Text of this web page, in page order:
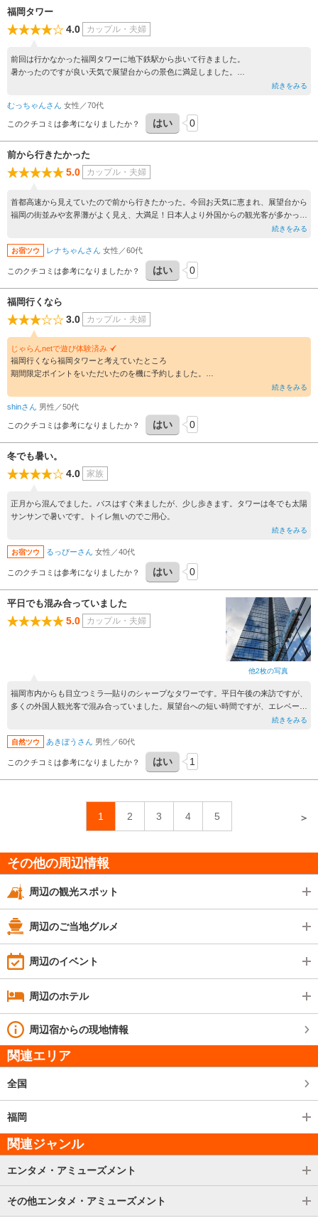
福岡タワー
4.0 カップル・夫婦
前回は行かなかった福岡タワーに地下鉄駅から歩いて行きました。
暑かったのですが良い天気で展望台からの景色に満足しました。
続きをみる
むっちゃんさん 女性／70代
このクチコミは参考になりましたか？ はい 0
前から行きたかった
5.0 カップル・夫婦
首都高速から見えていたので前から行きたかった。今回お天気に恵まれ、展望台から
福岡の街並みや玄界灘がよく見え、大満足！日本人より外国からの観光客が多かった
がマナーは良かった。エレベーターで展望台までの間、日本語と英語の簡単な説明も
続きをみる
お宿ツウ レナちゃんさん 女性／60代
このクチコミは参考になりましたか？ はい 0
福岡行くなら
3.0 カップル・夫婦
じゃらんnetで遊び体験済み
福岡行くなら福岡タワーと考えていたところ
期間限定ポイントをいただいたのを機に予約しました。
続きをみる
shinさん 男性／50代
このクチコミは参考になりましたか？ はい 0
冬でも暑い。
4.0 家族
正月から混んでました。バスはすぐ来ましたが、少し歩きます。タワーは冬でも太陽
サンサンで暑いです。トイレ無いのでご用心。
続きをみる
お宿ツウ るっぴーさん 女性／40代
このクチコミは参考になりましたか？ はい 0
他2枚の写真
平日でも混み合っていました
5.0 カップル・夫婦
福岡市内からも目立つミラ―貼りのシャープなタワーです。平日午後の来訪ですが、
多くの外国人観光客で混み合っていました。展望台への短い時間ですが、エレベータ
ースタッフの4カ国語の案内には感心しました。大展望の展望台からは海側の景色が
や福岡の中心地からどこまでも家並みが広く続いていました。
続きをみる
自然ツウ あきぼうさん 男性／60代
このクチコミは参考になりましたか？ はい 1
1 2 3 4 5 ＞
その他の周辺情報
周辺の観光スポット
周辺のご当地グルメ
周辺のイベント
周辺のホテル
周辺宿からの現地情報
関連エリア
全国
福岡
関連ジャンル
エンタメ・アミューズメント
その他エンタメ・アミューズメント